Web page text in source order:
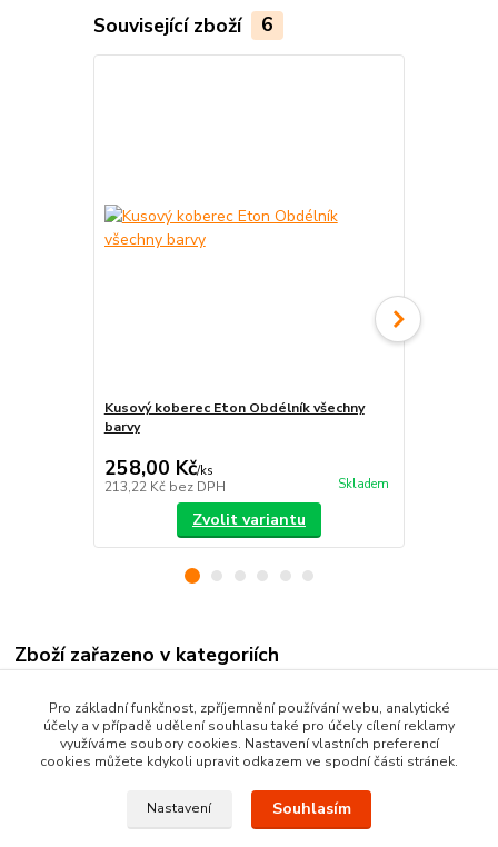
Související zboží 6
Kusový koberec Eton Obdélník všechny
barvy
258,00 Kč/ks
213,22 Kč bez DPH Skladem
Zvolit variantu
Zboží zařazeno v kategoriích
Schodišťové koberce
Pro základní funkčnost, zpříjemnění používání webu, analytické
účely a v případě udělení souhlasu také pro účely cílení reklamy
využíváme soubory cookies. Nastavení vlastních preferencí
cookies můžete kdykoli upravit odkazem ve spodní části stránek.
Nastavení Souhlasím